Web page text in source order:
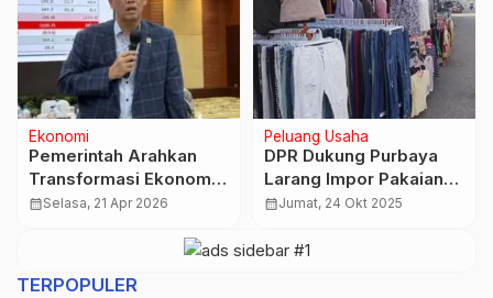
Nasional
Awas, Data 18 Ribu
Kendaraan Bocor di
Dewa Matel
calendar_monthSelasa, 23 Des 2025
Peluang Usaha
Harga Emas Naik Tajam!
UBS & Galeri24 Tembus
Rp2,4 Juta per Gram
calendar_monthSabtu, 25 Okt 2025
TERPOPULER